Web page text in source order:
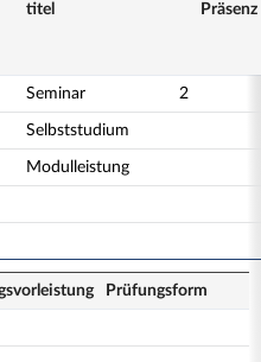
titel
Präsenz
Seminar 2
Selbststudium
Modulleistung
Prüfungsform